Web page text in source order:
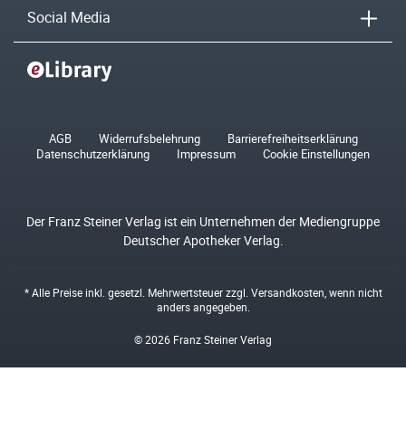
Social Media
AGB Widerrufsbelehrung
Barrierefreiheitserklärung
Datenschutzerklärung
Impressum Cookie Einstellungen
Der Franz Steiner Verlag ist ein Unternehmen der Mediengruppe
Deutscher Apotheker Verlag.
* Alle Preise inkl. gesetzl. Mehrwertsteuer zzgl. Versandkosten , wenn nicht
anders angegeben.
© 2026 Franz Steiner Verlag